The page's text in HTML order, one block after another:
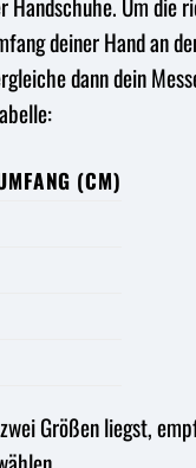
deiner Hand an
dann dein
(CM)
Größen liegst,